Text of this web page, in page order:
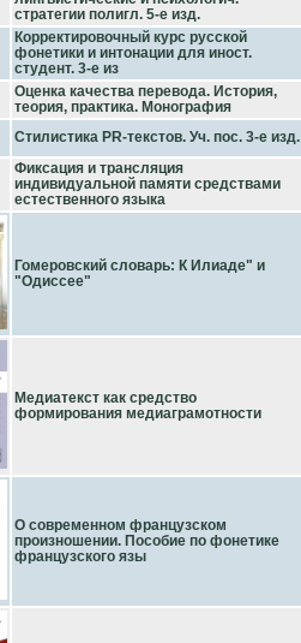
стратегии полигл. 5-е изд.
Корректировочный курс русской
фонетики и интонации для иност.
студент. 3-е из
Оценка качества перевода. История,
теория, практика. Монография
Стилистика PR-текстов. Уч. пос. 3-е изд.
Фиксация и трансляция
индивидуальной памяти средствами
естественного языка
Гомеровский словарь: К Илиаде" и
"Одиссее"
Медиатекст как средство
формирования медиаграмотности
О современном французском
произношении. Пособие по фонетике
французского язы